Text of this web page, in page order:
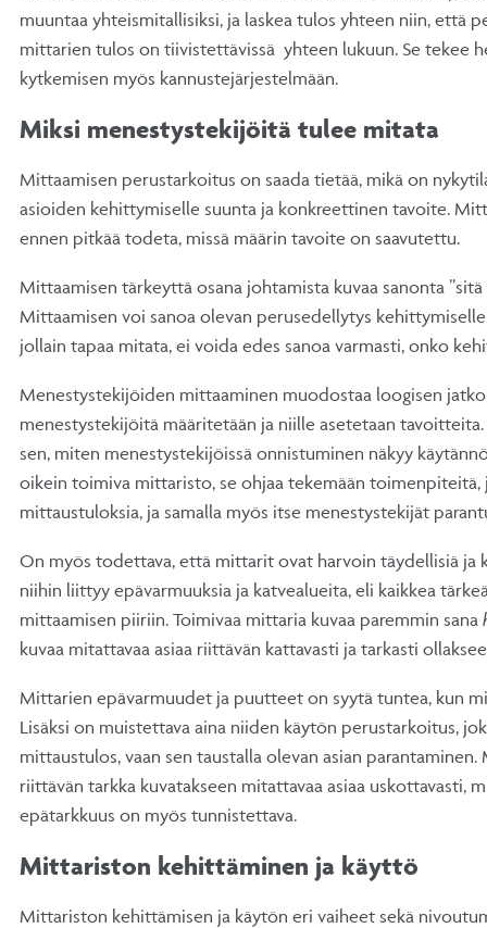
muuntaa yhteismitallisiksi, ja laskea tulos yhteen niin, että
mittarien tulos on tiivistettävissä yhteen lukuun. Se tekee
kytkemisen myös kannustejärjestelmään.
Miksi menestystekijöitä tulee mitata
Mittaamisen perustarkoitus on saada tietää, mikä on
asioiden kehittymiselle suunta ja konkreettinen tavoite.
ennen pitkää todeta, missä määrin tavoite on saavutettu.
Mittaamisen tärkeyttä osana johtamista kuvaa sanonta ”sitä
Mittaamisen voi sanoa olevan perusedellytys
jollain tapaa mitata, ei voida edes sanoa varmasti, onko
Menestystekijöiden mittaaminen muodostaa loogisen
menestystekijöitä määritetään ja niille asetetaan
sen, miten menestystekijöissä onnistuminen näkyy
oikein toimiva mittaristo, se ohjaa tekemään toimenpiteitä,
mittaustuloksia, ja samalla myös itse menestystekijät
On myös todettava, että mittarit ovat harvoin täydellisiä ja
niihin liittyy epävarmuuksia ja katvealueita, eli kaikkea
mittaamisen piiriin. Toimivaa mittaria kuvaa paremmin sana
kuvaa mitattavaa asiaa riittävän kattavasti ja tarkasti
Mittarien epävarmuudet ja puutteet on syytä tuntea, kun
Lisäksi on muistettava aina niiden käytön perustarkoitus,
mittaustulos, vaan sen taustalla olevan asian
riittävän tarkka kuvatakseen mitattavaa asiaa uskottavasti,
epätarkkuus on myös tunnistettava.
Mittariston kehittäminen ja käyttö
Mittariston kehittämisen ja käytön eri vaiheet sekä